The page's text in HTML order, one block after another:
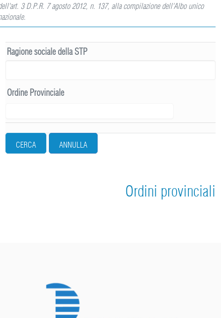
3 D.P.R. 7 agosto 2012, n. 137, alla compilazione dell'Albo unico
Ragione sociale della STP
Ordine Provinciale
CERCA ANNULLA
Ordini provinciali